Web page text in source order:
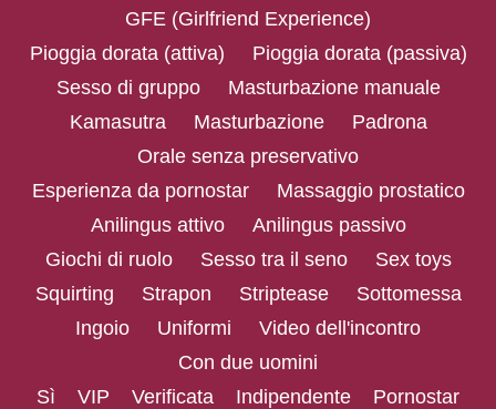
GFE (Girlfriend Experience)
Pioggia dorata (attiva)
Pioggia dorata (passiva)
Sesso di gruppo
Masturbazione manuale
Kamasutra
Masturbazione
Padrona
Orale senza preservativo
Esperienza da pornostar
Massaggio prostatico
Anilingus attivo
Anilingus passivo
Giochi di ruolo
Sesso tra il seno
Sex toys
Squirting
Strapon Striptease
Sottomessa
Ingoio
Uniformi
Video dell'incontro
Con due uomini
Sì
VIP Verificata Indipendente
Pornostar